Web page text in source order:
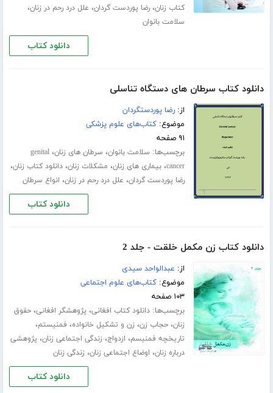
کتاب زنان،رضا پوردست گردان، علل درد رحم در زنان،
سلامت بانوان
دانلود کتاب
دانلود کتاب سرطان های دستگاه تناسلی
از:رضا پوردستگردان
موضوع:کتاب‌های علوم پزشکی
۹۱ صفحه
برچسب‌ها: سلامت بانوان، سرطان های زنان،genital
cancer،بیماری های زنان، مشکلات زنان،دانلود کتاب زنان،
رضا پوردست گردان، علل درد رحم در زنان، انواع سرطان
دانلود کتاب
دانلود کتاب زن مکمل خلقت - جلد 2
از: عبدالواحد سیدی
موضوع:کتاب‌های علوم اجتماعی
۱۰۳ صفحه
برچسب‌ها:دانلود کتاب افغانی، پژوهشگر افغانی،حقوق
زنان،حجاب زن، زن و تشکیل خانواده، فمنیستم،
تاریخچه فمنیسم، ازدواج، زندگی اجتماعی زنان، پژوهشی
درباره زنان، اوضاع اجتماعی زنان، زندگی زنان
دانلود کتاب